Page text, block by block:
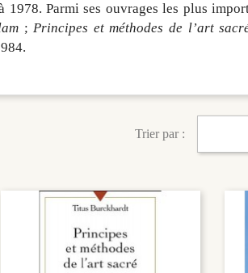
Parmi ses ouvrages les plus
;Principes et méthodes de l’art
Trier par :